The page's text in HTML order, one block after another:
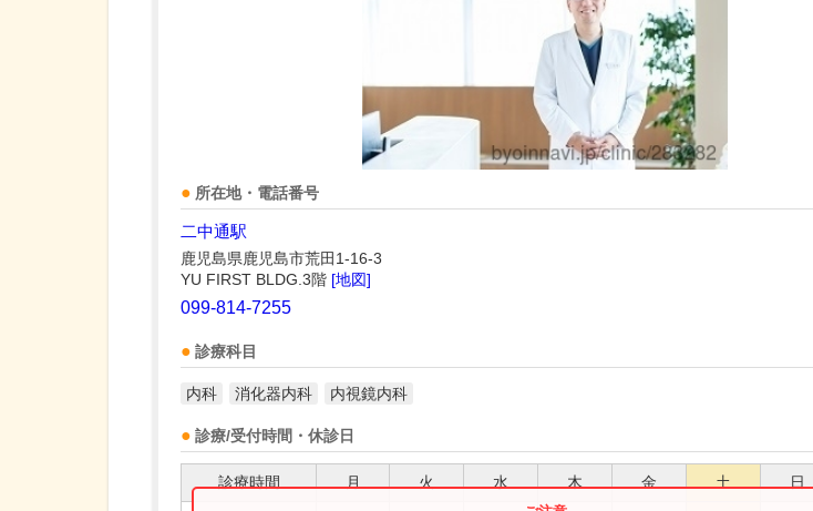
所在地・電話番号
二中通駅
鹿児島県鹿児島市荒田1-16-3
YU FIRST BLDG.3階 [地図]
099-814-7255
診療科目
内科 消化器内科 内視鏡内科
診療/受付時間・休診日
診療時間 月 火 水 木 金 土 日